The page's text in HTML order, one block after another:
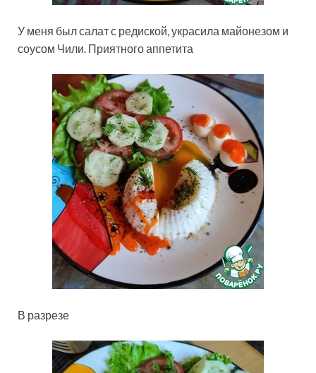
У меня был салат с редиской, украсила майонезом и
соусом Чили. Приятного аппетита
В разрезе